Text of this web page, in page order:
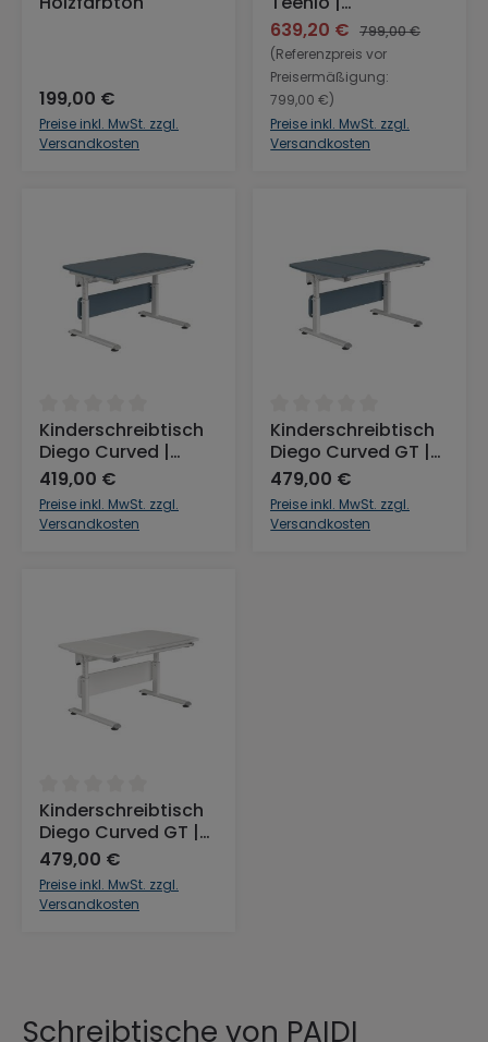
199,00 €
Preise inkl. MwSt. zzgl.
Versandkosten
Durchgehende
Platte in Weiß &
Holzfarbton, mit
Massivholzanteil,
Gestell Weiß, 120 x
75 cm
639,20 € 799,00 €
(Referenzpreis vor
Preisermäßigung:
799,00 €)
Preise inkl. MwSt. zzgl.
Versandkosten
Durchschnittliche Bewertung von 0 von 5 Sternen
Kinderschreibtisch
Diego Curved |
Durchgehende
Platte in Blau,
Gestell Weiß, 120 x
70 cm
419,00 €
Preise inkl. MwSt. zzgl.
Versandkosten
Durchschnittliche
Kinderschreibtisch
Diego Curved GT |
Geteilte Platte in
Blau, Gestell Weiß,
130 x 70 cm
479,00 €
Preise inkl. MwSt. zzgl.
Versandkosten
Durchschnittliche Bewertung von 0 von 5 Sternen
Kinderschreibtisch
Diego Curved GT |
Geteilte Platte in
Weiß, Gestell Weiß,
130 x 70 cm
479,00 €
Preise inkl. MwSt. zzgl.
Versandkosten
Schreibtische von PAIDI